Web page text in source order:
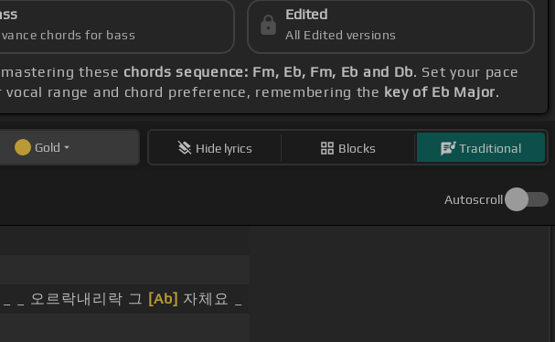
chords for bass
Edited
All Edited versions
these chords sequence: Fm, Eb, Fm, Eb and Db. Set your pace
range and chord preference, remembering the key of Eb Major.
Gold Hide lyrics Blocks Traditional
Autoscroll
_ 오르락내리락 그 [Ab] 자체요 _